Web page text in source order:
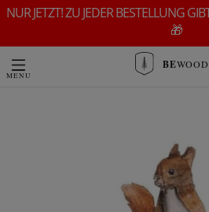
NUR JETZT! ZU JEDER BESTELLUNG
🎁
BE